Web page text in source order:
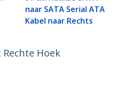
naar SATA Serial ATA
Kabel naar Rechts
Rechte Hoek